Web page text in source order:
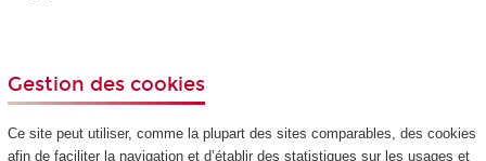
Gestion des cookies
Ce site peut utiliser, comme la plupart des sites comparables, des cookies
afin de faciliter la navigation et d’établir des statistiques sur les usages et